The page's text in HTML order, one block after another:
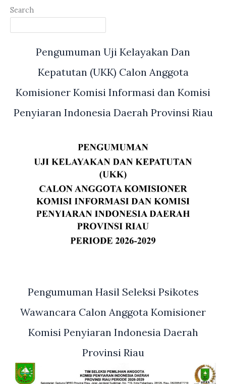
Pegawai
Sekretariat
2027
Search
Pengumuman Uji Kelayakan Dan
Kepatutan (UKK) Calon Anggota
Komisioner Komisi Informasi dan Komisi
Penyiaran Indonesia Daerah Provinsi Riau
Pengumuman Hasil Seleksi Psikotes
Wawancara Calon Anggota Komisioner
Komisi Penyiaran Indonesia Daerah
Provinsi Riau